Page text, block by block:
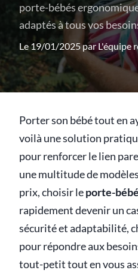
porte-bébés
adaptés à tous vos
Le 19/01/2025 parL'équipe
Porter son bébé tout en
voilà une solution
pour renforcer le lien
une multitude de
prix, choisir leporte-
rapidement devenir un
sécurité et adaptabilité,
pour répondre aux
tout-petit tout en vous